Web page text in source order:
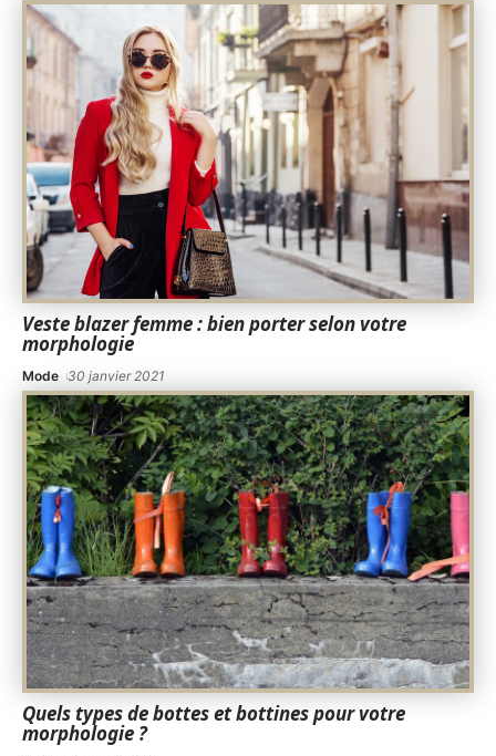
Veste blazer femme : bien porter selon votre
morphologie
Mode 30 janvier 2021
Quels types de bottes et bottines pour votre
morphologie ?